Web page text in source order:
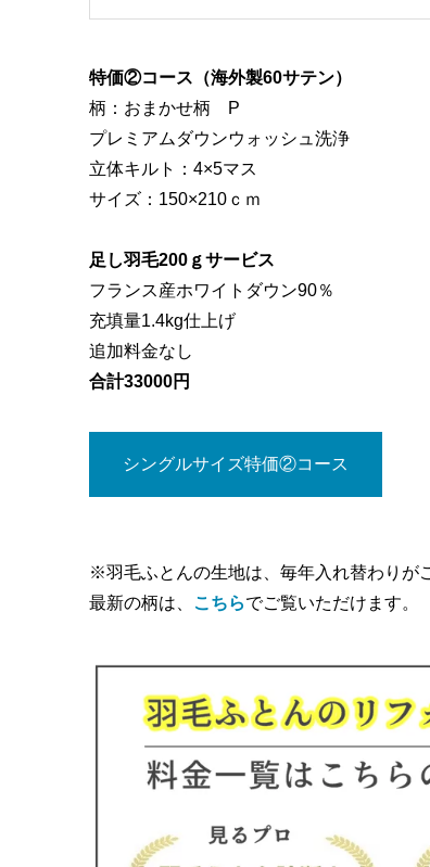
特価②コース（海外製60サテン）
柄：おまかせ柄 P
プレミアムダウンウォッシュ洗浄
立体キルト：4×5マス
サイズ：150×210ｃｍ
足し羽毛200ｇサービス
フランス産ホワイトダウン90％
充填量1.4kg仕上げ
追加料金なし
合計33000円
シングルサイズ特価②コース
※羽毛ふとんの生地は、毎年入れ替わりが
最新の柄は、 こちらでご覧いただけます。